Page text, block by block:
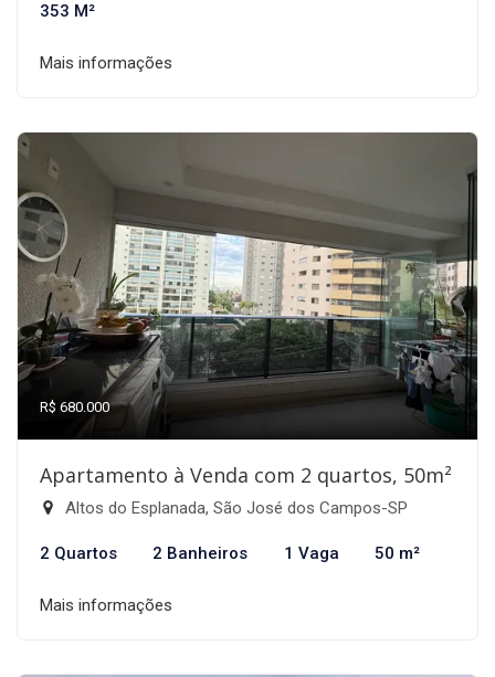
353 M²
Mais informações
R$ 680.000
Apartamento à Venda com 2 quartos, 50m²
Altos do Esplanada, São José dos Campos-SP
2 Quartos 2 Banheiros 1 Vaga 50 m²
Mais informações